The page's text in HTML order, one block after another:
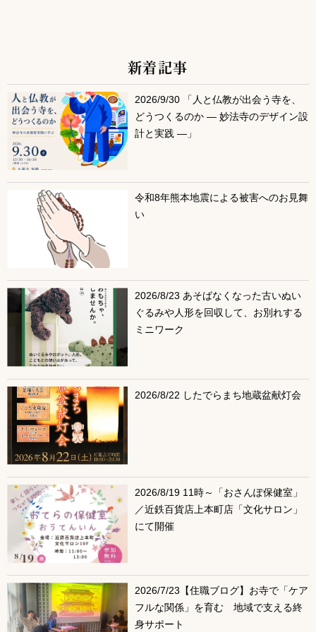
サブコンテンツ
新着記事
2026/9/30 「人と仏教が出会う寺を、
どうつくるのか ― 妙法寺のデザイン設
計と実践 ―」
令和8年熊本地震による被害へのお見舞
い
2026/8/23 あそばなくなった古いぬい
ぐるみや人形を回収して、お別れする
ミニワーク
2026/8/22 したでらまち地蔵盆献灯会
2026/8/19 11時～「おさんぽ保健室」
／近鉄百貨店上本町店「文化サロン」
にて開催
2026/7/23【住職ブログ】お寺で「ケア
フルな関係」を育む 地域で支える終
身サポート